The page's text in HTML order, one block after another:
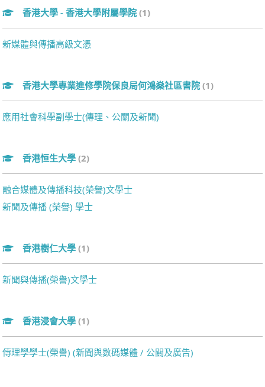
香港大學 - 香港大學附屬學院 (1)
新媒體與傳播高級文憑
香港大學專業進修學院保良局何鴻燊社區書院 (1)
應用社會科學副學士(傳理、公關及新聞)
香港恒生大學 (2)
融合媒體及傳播科技(榮譽)文學士
新聞及傳播 (榮譽) 學士
香港樹仁大學 (1)
新聞與傳播(榮譽)文學士
香港浸會大學 (1)
傳理學學士(榮譽) (新聞與數碼媒體 / 公關及廣告)